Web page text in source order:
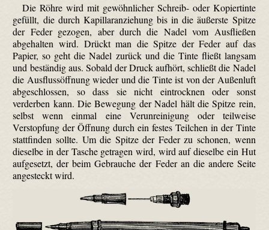
Die Röhre wird mit gewöhnlicher Schreib- oder Kopiertinte
gefüllt, die durch Kapillar­anziehung bis in die äußerste Spitze
der Feder gezogen, aber durch die Nadel vom Ausfließen
abgehalten wird. Drückt man die Spitze der Feder auf das
Papier, so geht die Nadel zurück und die Tinte fließt langsam
und beständig aus. Sobald der Druck aufhört, schließt die Nadel
die Ausflussöffnung wieder und die Tinte ist von der Außenluft
abgeschlossen, so dass sie nicht eintrocknen oder sonst
verderben kann. Die Bewegung der Nadel hält die Spitze rein,
selbst wenn einmal eine Verunreinigung oder teilweise
Verstopfung der Öffnung durch ein festes Teilchen in der Tinte
stattfinden sollte. Um die Spitze der Feder zu schonen, wenn
dieselbe in der Tasche getragen wird, wird auf dieselbe ein Hut
aufgesetzt, der beim Gebrauche der Feder an die andere Seite
angesteckt wird.